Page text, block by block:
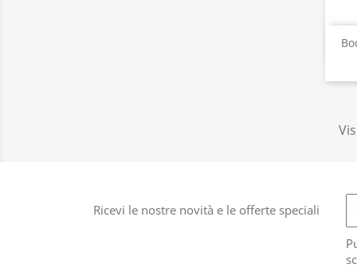
Ricevi le nostre novità e le offerte speciali